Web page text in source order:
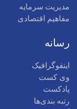
مدیریت سرمایه
مفاهیم اقتصادی
رسانه
اینفوگرافیک
وی کست
پادکست
رتبه بندی‌ها